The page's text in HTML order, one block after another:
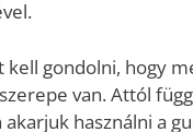
gondolni, hogy
van. Attól
használni a